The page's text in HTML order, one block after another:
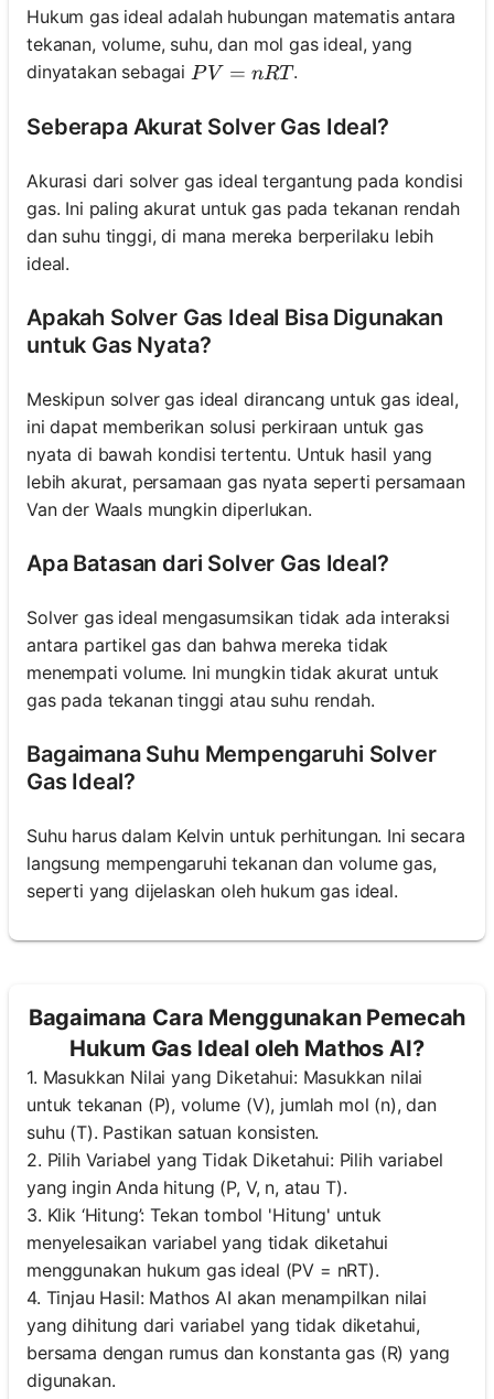
Hukum gas ideal adalah hubungan matematis antara
tekanan, volume, suhu, dan mol gas ideal, yang
dinyatakan sebagai PV = nRT
PV = nRT .
Seberapa Akurat Solver Gas Ideal?
Akurasi dari solver gas ideal tergantung pada kondisi
gas. Ini paling akurat untuk gas pada tekanan rendah
dan suhu tinggi, di mana mereka berperilaku lebih
ideal.
Apakah Solver Gas Ideal Bisa Digunakan
untuk Gas Nyata?
Meskipun solver gas ideal dirancang untuk gas ideal,
ini dapat memberikan solusi perkiraan untuk gas
nyata di bawah kondisi tertentu. Untuk hasil yang
lebih akurat, persamaan gas nyata seperti persamaan
Van der Waals mungkin diperlukan.
Apa Batasan dari Solver Gas Ideal?
Solver gas ideal mengasumsikan tidak ada interaksi
antara partikel gas dan bahwa mereka tidak
menempati volume. Ini mungkin tidak akurat untuk
gas pada tekanan tinggi atau suhu rendah.
Bagaimana Suhu Mempengaruhi Solver
Gas Ideal?
Suhu harus dalam Kelvin untuk perhitungan. Ini secara
langsung mempengaruhi tekanan dan volume gas,
seperti yang dijelaskan oleh hukum gas ideal.
Bagaimana Cara Menggunakan Pemecah
Hukum Gas Ideal oleh Mathos AI?
1. Masukkan Nilai yang Diketahui: Masukkan nilai
untuk tekanan (P), volume (V), jumlah mol (n), dan
suhu (T). Pastikan satuan konsisten.
2. Pilih Variabel yang Tidak Diketahui: Pilih variabel
yang ingin Anda hitung (P, V, n, atau T).
3. Klik ‘Hitung’: Tekan tombol 'Hitung' untuk
menyelesaikan variabel yang tidak diketahui
menggunakan hukum gas ideal (PV = nRT).
4. Tinjau Hasil: Mathos AI akan menampilkan nilai
yang dihitung dari variabel yang tidak diketahui,
bersama dengan rumus dan konstanta gas (R) yang
digunakan.